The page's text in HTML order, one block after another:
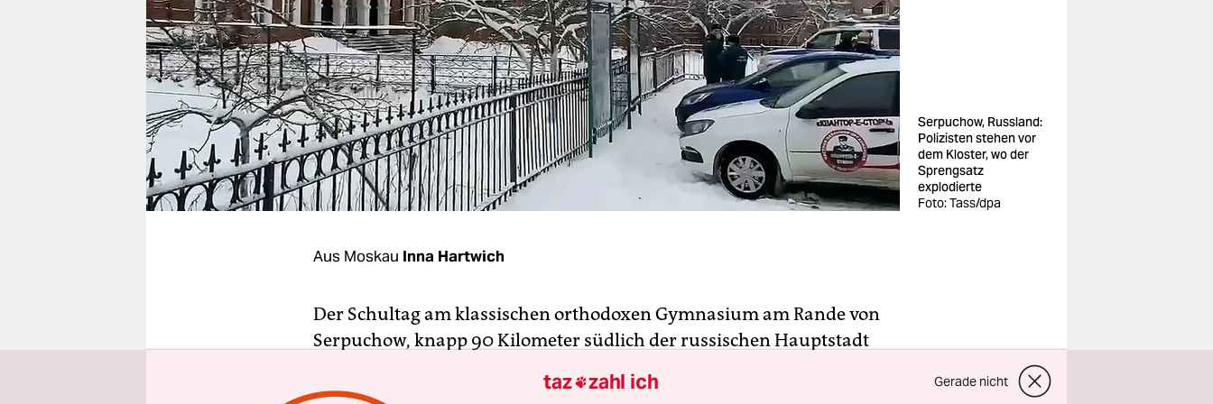
verlag
veranstaltungen
shop
fragen & hilfe
unterstützen
abo
Serpuchow, Russland:
Polizisten stehen vor
dem Kloster, wo der
Sprengsatz
explodierte
Foto: Tass/dpa
Aus Moskau Inna Hartwich
Der Schultag am klassischen orthodoxen Gymnasium am Rande von
Serpuchow, knapp 90 Kilometer südlich der russischen Hauptstadt
neben dem Wladytschny-Frauenkloster der früheren Festungsstadt ist
taz zahl ich Gerade nicht